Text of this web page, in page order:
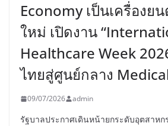
Economy เป็นเครื่องย
ใหม่ เปิดงาน
Healthcare Week
ไทยสู่ศูนย์กลาง
09/07/2026 admin
รัฐบาลประกาศเดินหน้ายกระดับอุตสาห